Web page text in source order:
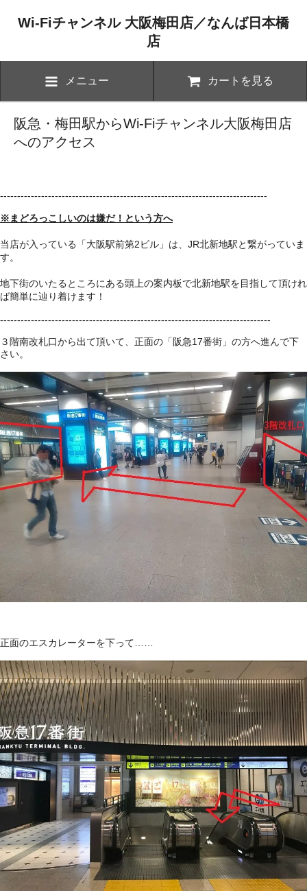
Wi-Fiチャンネル 大阪梅田店／なんば日本橋
店
メニュー カートを見る
阪急・梅田駅からWi-Fiチャンネル大阪梅田店
へのアクセス
------------------------------------------------------------------------------
※まどろっこしいのは嫌だ！という方へ
当店が入っている「大阪駅前第2ビル」は、JR北新地駅と繋がっていま
す。
地下街のいたるところにある頭上の案内板で北新地駅を目指して頂けれ
ば簡単に辿り着けます！
-------------------------------------------------------------------------------
３階南改札口から出て頂いて、正面の「阪急17番街」の方へ進んで下
さい。
正面のエスカレーターを下って……